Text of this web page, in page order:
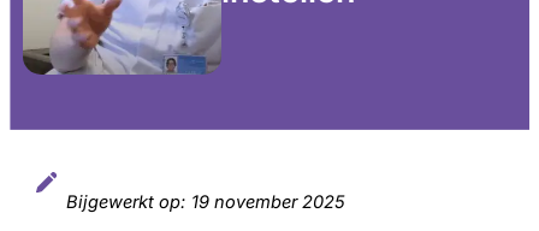
Bijgewerkt op: 19 november 2025